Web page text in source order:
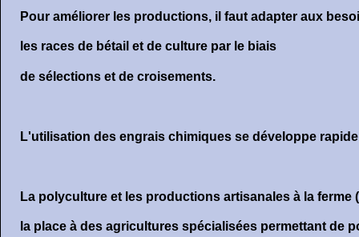
Pour améliorer les productions, il faut adapter aux
les races de bétail et de culture par le biais
de sélections et de croisements.
L'utilisation des engrais chimiques se développe
La polyculture et les productions artisanales à la ferme
la place à des agricultures spécialisées permettant de